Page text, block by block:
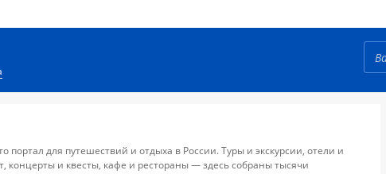
портал для путешествий и отдыха в России. Туры и экскурсии, отели и
концерты и квесты, кафе и рестораны — здесь собраны тысячи